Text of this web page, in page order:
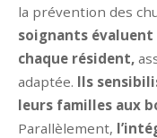
la prévention des
soignants
chaque résident,
adaptée. Ils
leurs familles aux
Parallèlement,